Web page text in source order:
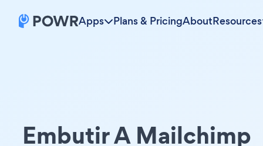
Apps Plans & PricingAboutResources
Embutir A Mailchimp